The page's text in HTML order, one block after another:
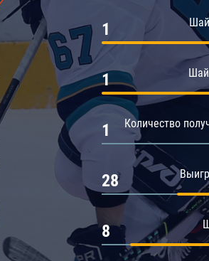
Драконы
Амур
Барыс
Салават
1
1
Количество
1
28
8